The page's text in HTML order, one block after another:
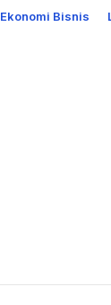
Ekonomi Bisnis